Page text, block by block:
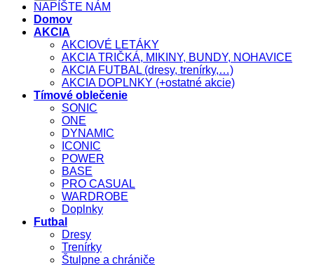
NAPÍŠTE NÁM
Domov
AKCIA
AKCIOVÉ LETÁKY
AKCIA TRIČKÁ, MIKINY, BUNDY, NOHAVICE
AKCIA FUTBAL (dresy, trenírky,…)
AKCIA DOPLNKY (+ostatné akcie)
Tímové oblečenie
SONIC
ONE
DYNAMIC
ICONIC
POWER
BASE
PRO CASUAL
WARDROBE
Doplnky
Futbal
Dresy
Trenírky
Štulpne a chrániče